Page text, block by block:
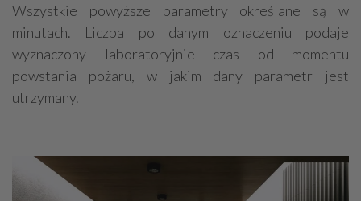
Wszystkie powyższe parametry określane są w
minutach. Liczba po danym oznaczeniu podaje
wyznaczony laboratoryjnie czas od momentu
powstania pożaru, w jakim dany parametr jest
utrzymany.